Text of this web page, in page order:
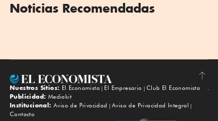
Noticias Recomendadas
Subir
Nuestros Sitios: El Economista El Empresario
Club El Economista
Publicidad: Mediakit
Institucional: Aviso de Privacidad
Aviso de Privacidad Integral
Contacto